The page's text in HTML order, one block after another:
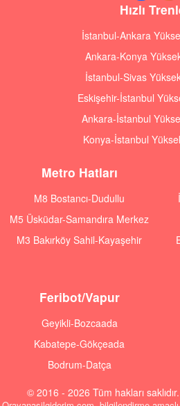
Hızlı
İstanbul-Ankara
Ankara-Konya
İstanbul-Sivas Yüksek
Eskişehir-İstanbul
Ankara-İstanbul
Konya-İstanbul
Metro Hatları
M8 Bostancı-Dudullu
M5 Üsküdar-Samandıra Merkez
M3 Bakırköy Sahil-Kayaşehir
Feribot/Vapur
Geyikli-Bozcaada
Kabatepe-Gökçeada
Bodrum-Datça
© 2016 - 2026 Tüm hakları